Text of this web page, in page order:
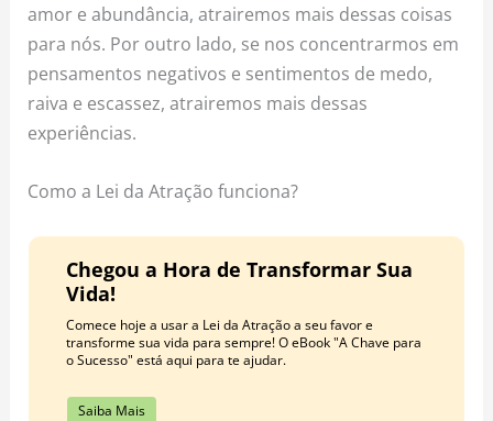
amor e abundância, atrairemos mais dessas coisas
para nós. Por outro lado, se nos concentrarmos em
pensamentos negativos e sentimentos de medo,
raiva e escassez, atrairemos mais dessas
experiências.
Como a Lei da Atração funciona?
Chegou a Hora de Transformar Sua
Vida!
Comece hoje a usar a Lei da Atração a seu favor e
transforme sua vida para sempre! O eBook "A Chave para
o Sucesso" está aqui para te ajudar.
Saiba Mais